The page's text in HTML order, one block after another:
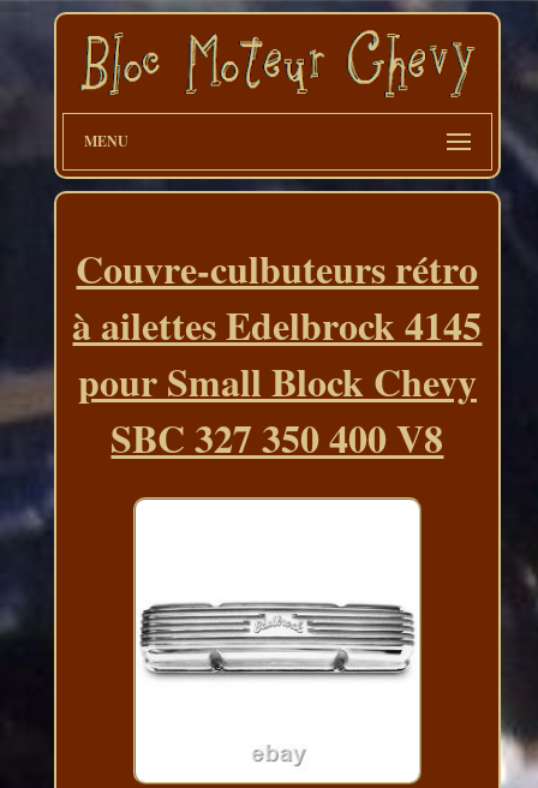
MENU
Couvre-culbuteurs rétro
à ailettes Edelbrock 4145
pour Small Block Chevy
SBC 327 350 400 V8